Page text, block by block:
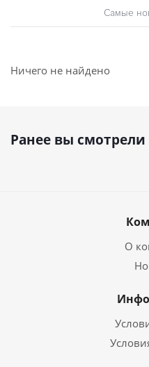
Самые
Ничего не найдено
Ранее вы смотрели
О